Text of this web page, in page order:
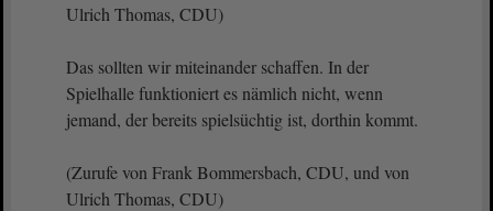
Ulrich Thomas, CDU)
Das sollten wir miteinander schaffen. In der
Spielhalle funktioniert es nämlich nicht, wenn
jemand, der bereits spielsüchtig ist, dorthin kommt.
(Zurufe von Frank Bommersbach, CDU, und von
Ulrich Thomas, CDU)